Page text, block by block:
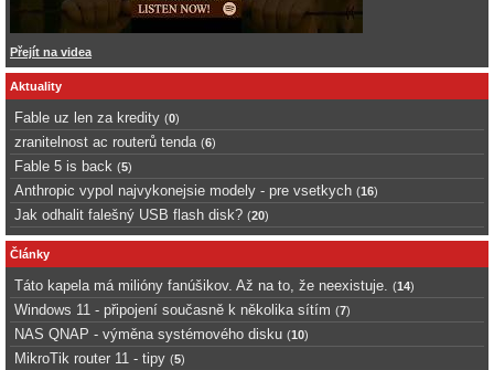
Přejít na videa
Aktuality
Fable uz len za kredity (0)
zranitelnost ac routerů tenda (6)
Fable 5 is back (5)
Anthropic vypol najvykonejsie modely - pre vsetkych (16)
Jak odhalit falešný USB flash disk? (20)
Články
Táto kapela má milióny fanúšikov. Až na to, že neexistuje. (14)
Windows 11 - připojení současně k několika sítím (7)
NAS QNAP - výměna systémového disku (10)
MikroTik router 11 - tipy (5)